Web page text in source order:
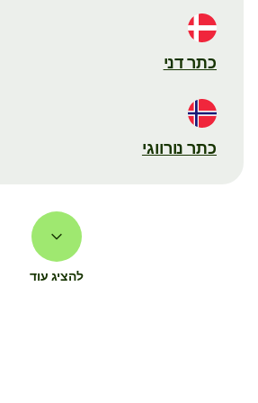
כתר דני
כתר נורווגי
להציג עוד